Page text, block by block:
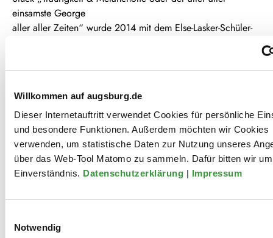
Willkommen auf augsburg.de
Dieser Internetauftritt verwendet Cookies für persönliche
und besondere Funktionen. Außerdem möchten wir Cookies
verwenden, um statistische Daten zur Nutzung unseres
über das Web-Tool Matomo zu sammeln. Dafür bitten wir
Einverständnis. Datenschutzerklärung | Impressum
Notwendig
einsamste George
aller aller Zeiten“ wurde 2014 mit dem Else-Lasker-Schüler-
Jugendtheaterpreis
Das gleichnamige Hörspiel wurde 2015 beim
Deutschlandradio Kultur produziert.
Es folgten Werkaufträge für die Berliner Parkaue/Theater
Chemnitz
und das Frankfurter Regiestudio.
2016 gewann er mit „Wir trauern um Bonn Park” den
der Essener Autorentage. Mit „Das Knurren der Milchstraße“
2017 den 1. Preis des Stückemarktes beim Berliner